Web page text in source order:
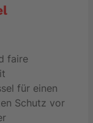
faire
für einen
Schutz vor